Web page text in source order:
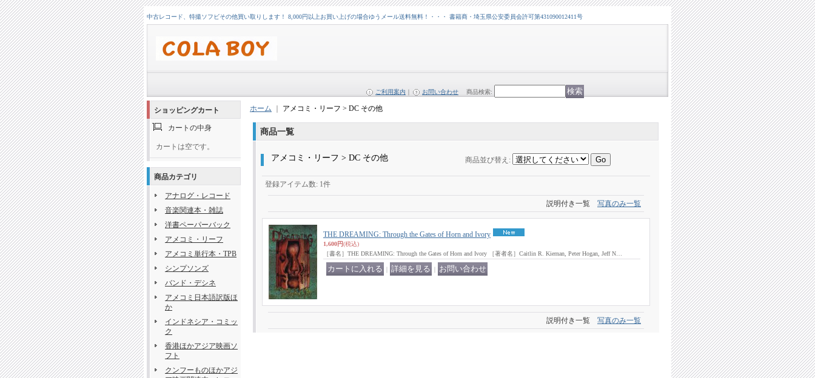
中古レコード、特撮ソフビその他買い取りします！ 8,000円以上お買い上げの場合ゆうメール送料無料！・・・ 書籍商・埼玉県公安委員会許可第431090012411号
ご利用案内 お問い合わせ 商品検索:
ショッピングカート
カートの中身
カートは空です。
商品カテゴリ
アナログ・レコード
音楽関連本・雑誌
洋書ペーパーバック
アメコミ・リーフ
アメコミ単行本・TPB
シンプソンズ
バンド・デシネ
アメコミ日本語訳版ほ
か
インドネシア・コミッ
ク
香港ほかアジア映画ソ
フト
クンフーものほかアジ
ホーム アメコミ・リーフ > DC その他
商品一覧
アメコミ・リーフ > DC その他 商品並び替え :
登録アイテム数: 1件
説明付き一覧 写真のみ一覧
THE DREAMING: Through the Gates of Horn and Ivory
1,600円(税込)
［書名］THE DREAMING: Through the Gates of Horn and Ivory ［著者名］Caitlin R. Kiernan, Peter Hogan, Jeff N…
説明付き一覧 写真のみ一覧